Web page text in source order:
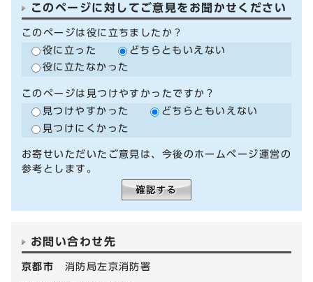
このページに対してご意見をお聞かせください
このページは役に立ちましたか？
役に立った
どちらともいえない
役に立たなかった
このページは見つけやすかったですか？
見つけやすかった
どちらともいえない
見つけにくかった
お寄せいただいたご意見は、今後のホームページ運営の
参考とします。
お問い合わせ先
京都市 消防局左京消防署